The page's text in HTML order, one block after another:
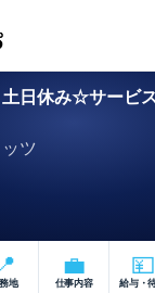
土日休み☆サービ
ツ
地
💼
仕事内容
💴
給与・